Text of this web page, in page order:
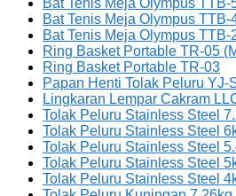
Bat Tenis Meja Olympus TTB-
Bat Tenis Meja Olympus TTB-
Bat Tenis Meja Olympus TTB-
Ring Basket Portable TR-05
Ring Basket Portable TR-03
Papan Henti Tolak Peluru YJ-
Lingkaran Lempar Cakram
Tolak Peluru Stainless Steel
Tolak Peluru Stainless Steel
Tolak Peluru Stainless Steel
Tolak Peluru Stainless Steel
Tolak Peluru Stainless Steel